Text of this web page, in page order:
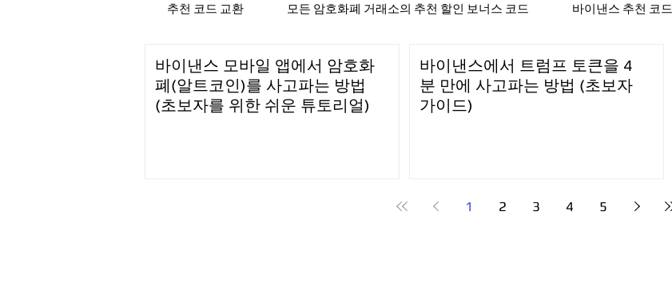
추천 코드 교환 모든 암호화폐 거래소의 추천 할인 보너스 코드 바이낸스 추천 코드
바이낸스 모바일 앱에서 암호화
폐(알트코인)를 사고파는 방법
(초보자를 위한 쉬운 튜토리얼)
바이낸스에서 트럼프 토큰을 4
분 만에 사고파는 방법 (초보자
가이드)
1 2 3 4 5